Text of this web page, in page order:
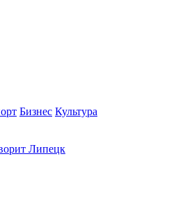
Бизнес Культура
Липецк